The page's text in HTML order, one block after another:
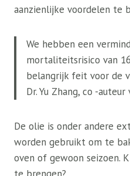
aanzienlijke voordelen te
We hebben een
mortaliteitsrisico van
belangrijk feit voor de
Dr. Yu Zhang, co -
De olie is onder andere
worden gebruikt om te
oven of gewoon seizoen.